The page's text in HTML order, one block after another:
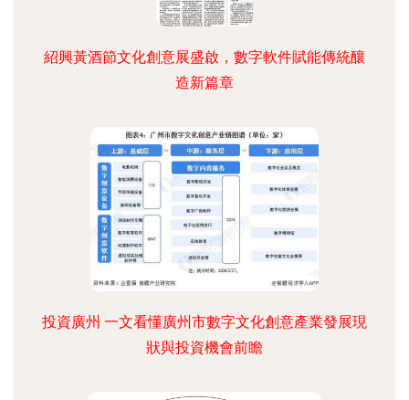
紹興黃酒節文化創意展盛啟，數字軟件賦能傳統釀
造新篇章
投資廣州 一文看懂廣州市數字文化創意產業發展現
狀與投資機會前瞻